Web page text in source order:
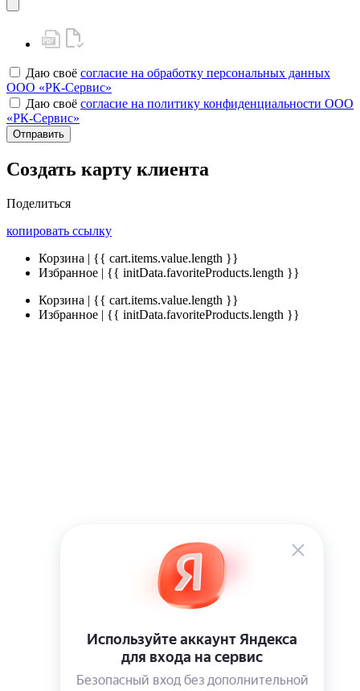
Даю своё согласие на обработку персональных данных
ООО «РК-Сервис»
Даю своё согласие на политику конфиденциальности ООО
«РК-Сервис»
Отправить
Создать карту клиента
Поделиться
копировать ссылку
Корзина | {{ cart.items.value.length }}
Избранное | {{ initData.favoriteProducts.length }}
Корзина | {{ cart.items.value.length }}
Избранное | {{ initData.favoriteProducts.length }}